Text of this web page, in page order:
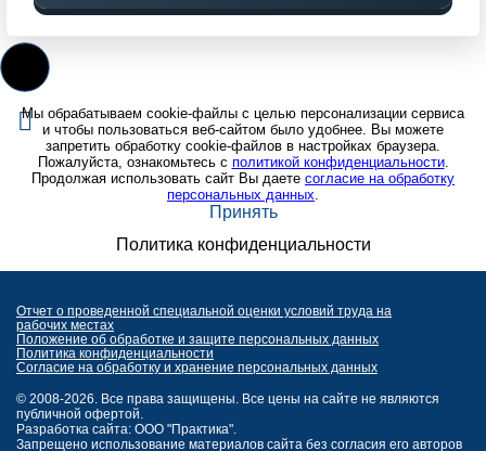
Мы обрабатываем cookie-файлы с целью персонализации сервиса
и чтобы пользоваться веб-сайтом было удобнее. Вы можете
запретить обработку cookie-файлов в настройках браузера.
Пожалуйста, ознакомьтесь с политикой конфиденциальности.
Продолжая использовать сайт Вы даете согласие на обработку
персональных данных.
Принять
Политика конфиденциальности
Отчет о проведенной специальной оценки условий труда на
рабочих местах
Положение об обработке и защите персональных данных
Политика конфиденциальности
Согласие на обработку и хранение персональных данных
© 2008-2026. Все права защищены. Все цены на сайте не являются
публичной офертой.
Разработка сайта: ООО "Практика".
Запрещено использование материалов сайта без согласия его авторов